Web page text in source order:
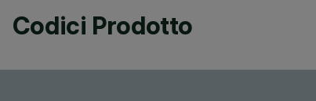
Codici Prodotto